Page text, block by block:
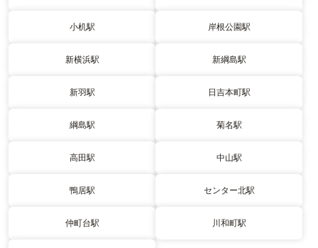
小机駅 岸根公園駅
新横浜駅 新綱島駅
新羽駅 日吉本町駅
綱島駅 菊名駅
高田駅 中山駅
鴨居駅 センター北駅
仲町台駅 川和町駅